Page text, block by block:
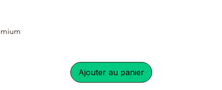
Ajouter au panier